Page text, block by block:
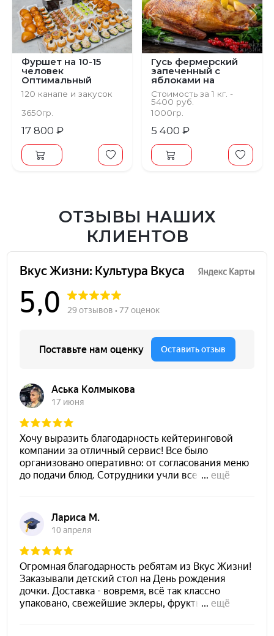
Предыдущий Следующий
Фуршет на 10-15
человек
Оптимальный
120 канапе и закусок
3650гр.
17 800 ₽
Предыдущий
Гусь фермерский
запеченный с
яблоками на
зерновом откорме
Стоимость за 1 кг. -
5400 руб.
Минимальный вес
блюда 3 кг.
1000гр.
5 400 ₽
ОТЗЫВЫ НАШИХ
КЛИЕНТОВ